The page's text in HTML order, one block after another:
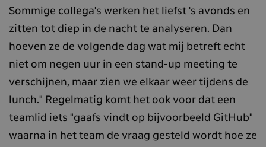
Sommige collega's werken het liefst 's avonds en
zitten tot diep in de nacht te analyseren. Dan
hoeven ze de volgende dag wat mij betreft echt
niet om negen uur in een stand-up meeting te
verschijnen, maar zien we elkaar weer tijdens de
lunch." Regelmatig komt het ook voor dat een
teamlid iets "gaafs vindt op bijvoorbeeld GitHub"
waarna in het team de vraag gesteld wordt hoe ze